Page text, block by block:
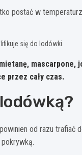
postać w
się do lodówki.
mascarpone,
przez cały czas.
od razu trafiać